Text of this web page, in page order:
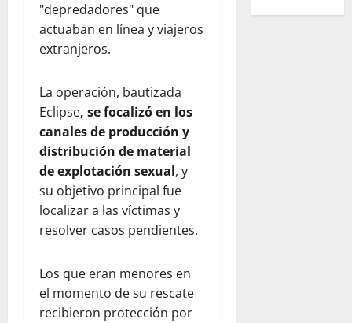
"depredadores" que
actuaban en línea y viajeros
extranjeros.
La operación, bautizada
Eclipse, se focalizó en los
canales de producción y
distribución de material
de explotación sexual, y
su objetivo principal fue
localizar a las víctimas y
resolver casos pendientes.
Los que eran menores en
el momento de su rescate
recibieron protección por